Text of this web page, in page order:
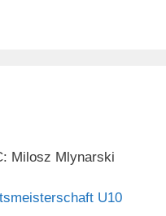
Milosz Mlynarski
U10